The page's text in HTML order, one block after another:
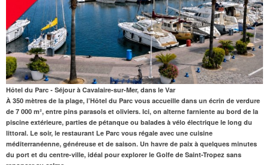
Hôtel du Parc - Séjour à Cavalaire-sur-Mer, dans le Var
À 350 mètres de la plage, l’Hôtel du Parc vous accueille dans un écrin de verdure
de 7 000 m², entre pins parasols et oliviers. Ici, on alterne farniente au bord de la
piscine extérieure, parties de pétanque ou balades à vélo électrique le long du
littoral. Le soir, le restaurant Le Parc vous régale avec une cuisine
méditerranéenne, généreuse et de saison. Un havre de paix à quelques minutes
du port et du centre-ville, idéal pour explorer le Golfe de Saint-Tropez sans